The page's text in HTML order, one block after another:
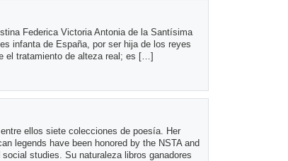
Federica Victoria Antonia de la Santísima
infanta de España, por ser hija de los reyes
el tratamiento de alteza real; es […]
ellos siete colecciones de poesía. Her
legends have been honored by the NSTA and
studies. Su naturaleza libros ganadores